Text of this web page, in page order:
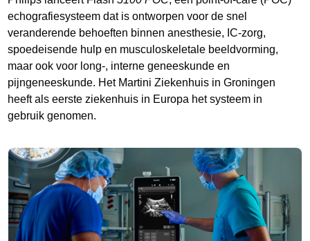
echografiesysteem dat is ontworpen voor de snel
veranderende behoeften binnen anesthesie, IC-zorg,
spoedeisende hulp en musculoskeletale beeldvorming,
maar ook voor long-, interne geneeskunde en
pijngeneeskunde. Het Martini Ziekenhuis in Groningen
heeft als eerste ziekenhuis in Europa het systeem in
gebruik genomen.